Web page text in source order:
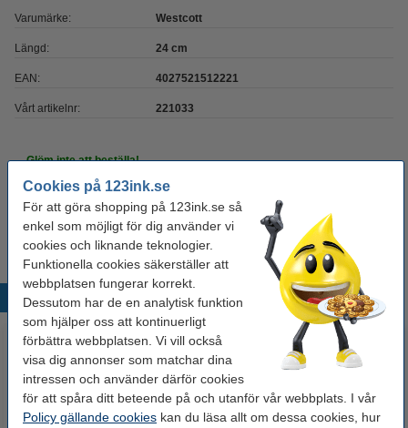
Cookies på 123ink.se
För att göra shopping på 123ink.se så
enkel som möjligt för dig använder vi
cookies och liknande teknologier.
Funktionella cookies säkerställer att
webbplatsen fungerar korrekt.
Dessutom har de en analytisk funktion
som hjälper oss att kontinuerligt
förbättra webbplatsen. Vi vill också
visa dig annonser som matchar dina
intressen och använder därför cookies
för att spåra ditt beteende på och utanför vår webbplats. I vår
Policy gällande cookies kan du läsa allt om dessa cookies, hur
Varumärke: Westcott
Längd: 24 cm
EAN: 4027521512221
Vårt artikelnr: 221033
Glöm inte att beställa!
Linjal 30cm plast | 123ink
17 kr
Populära produkter